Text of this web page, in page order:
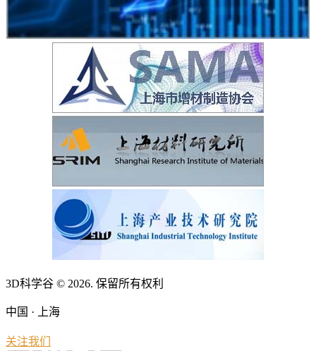
3D科学谷 © 2026. 保留所有权利
中国 · 上海
关注我们